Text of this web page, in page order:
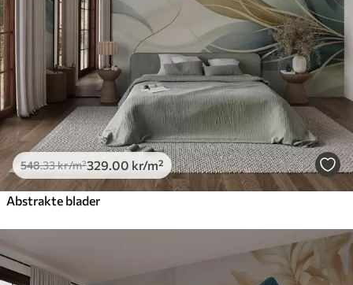
548.33kr/m²329 .00 kr/m²
Abstrakte blader